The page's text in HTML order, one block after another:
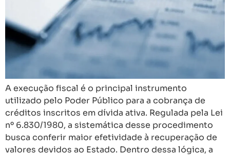
A execução fiscal é o principal instrumento
utilizado pelo Poder Público para a cobrança de
créditos inscritos em dívida ativa. Regulada pela Lei
nº 6.830/1980, a sistemática desse procedimento
busca conferir maior efetividade à recuperação de
valores devidos ao Estado. Dentro dessa lógica, a